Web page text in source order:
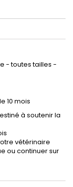
- toutes tailles -
10 mois
à soutenir la
vétérinaire
ou continuer sur